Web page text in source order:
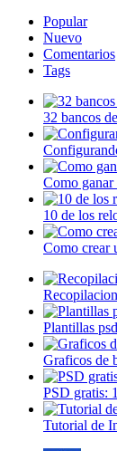
Popular
Nuevo
Comentarios
Tags
32 bancos
Como ganar
10 de los
Como crear
Plantillas
Graficos de
PSD gratis:
Tutorial de